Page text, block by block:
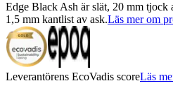
Edge Black Ash är slät, 20 mm tjock
1,5 mm kantlist av ask.Läs mer om
Leverantörens EcoVadis scoreLäs